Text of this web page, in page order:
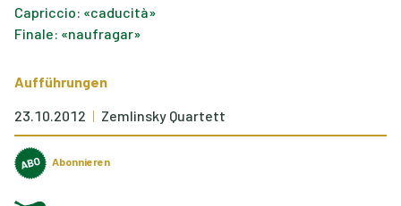
Capriccio: «caducità»
Finale: «naufragar»
Aufführungen
23.10.2012
Zemlinsky Quartett
Abonnieren